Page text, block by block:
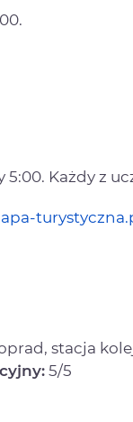
5:00. Każdy z
stacja
5/5